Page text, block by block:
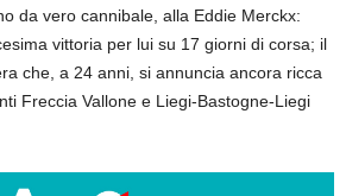
da vero cannibale, alla Eddie Merckx:
vittoria per lui su 17 giorni di corsa; il
che, a 24 anni, si annuncia ancora ricca
Freccia Vallone e Liegi-Bastogne-Liegi